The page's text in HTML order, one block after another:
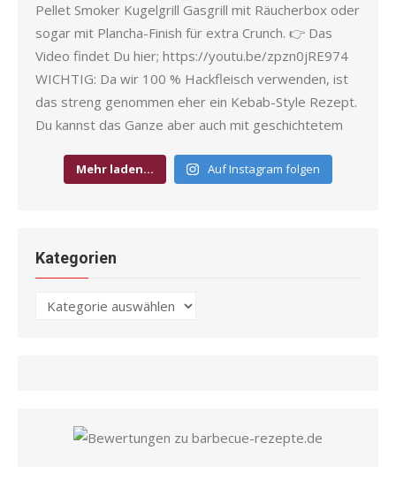
Mehr laden… Auf Instagram folgen
Kategorien
Kategorien